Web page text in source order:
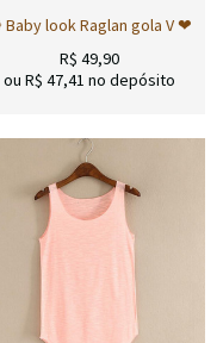
look Raglan gola V ❤
R$ 49,90
ou R$ 47,41 no depósito